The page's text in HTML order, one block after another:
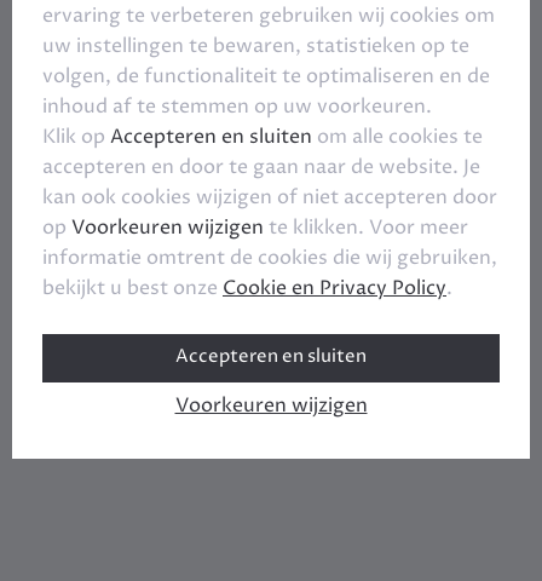
ervaring te verbeteren gebruiken wij cookies om
uw instellingen te bewaren, statistieken op te
volgen, de functionaliteit te optimaliseren en de
inhoud af te stemmen op uw voorkeuren.
Klik op Accepteren en sluiten om alle cookies te
accepteren en door te gaan naar de website. Je
kan ook cookies wijzigen of niet accepteren door
op Voorkeuren wijzigen te klikken. Voor meer
informatie omtrent de cookies die wij gebruiken,
bekijkt u best onze Cookie en Privacy Policy.
Accepteren en sluiten
Voorkeuren wijzigen